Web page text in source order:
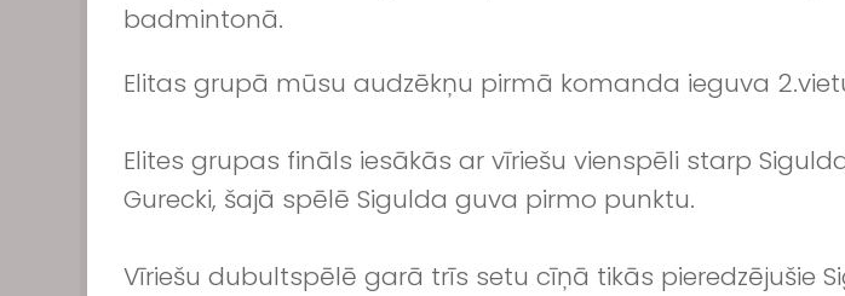
badmintonā.
Elitas grupā mūsu audzēkņu pirmā komanda ieguva
Elites grupas fināls iesākās ar vīriešu vienspēli starp
Gurecki, šajā spēlē Sigulda guva pirmo punktu.
Vīriešu dubultspēlē garā trīs setu cīņā tikās pieredzējušie